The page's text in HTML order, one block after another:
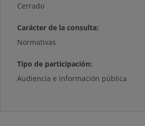
Cerrado
Carácter de la consulta:
Normativas
Tipo de participación:
Audiencia e información pública